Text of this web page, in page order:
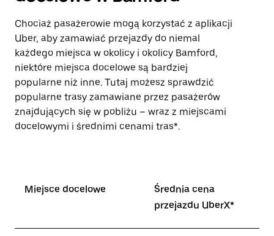
Chociaż pasażerowie mogą korzystać z aplikacji
Uber, aby zamawiać przejazdy do niemal
każdego miejsca w okolicy i okolicy Bamford,
niektóre miejsca docelowe są bardziej
popularne niż inne. Tutaj możesz sprawdzić
popularne trasy zamawiane przez pasażerów
znajdujących się w pobliżu – wraz z miejscami
docelowymi i średnimi cenami tras*.
Miejsce docelowe
Średnia cena
przejazdu UberX*